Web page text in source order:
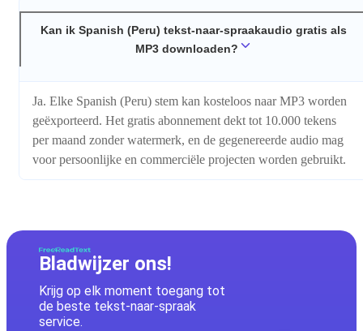
Kan ik Spanish (Peru) tekst-naar-spraakaudio gratis als
MP3 downloaden?
Ja. Elke Spanish (Peru) stem kan kosteloos naar MP3 worden
geëxporteerd. Het gratis abonnement dekt tot 10.000 tekens
per maand zonder watermerk, en de gegenereerde audio mag
voor persoonlijke en commerciële projecten worden gebruikt.
Bladwijzer ons!
Krijg op elk moment toegang tot
de beste tekst-naar-spraak
service.